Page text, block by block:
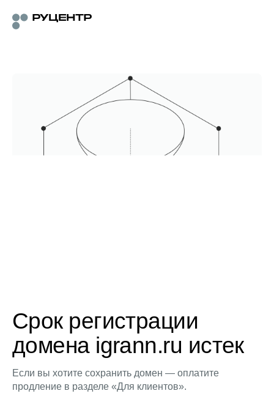
Срок регистрации
домена igrann.ru истек
Если вы хотите сохранить домен — оплатите
продление в разделе «Для клиентов».